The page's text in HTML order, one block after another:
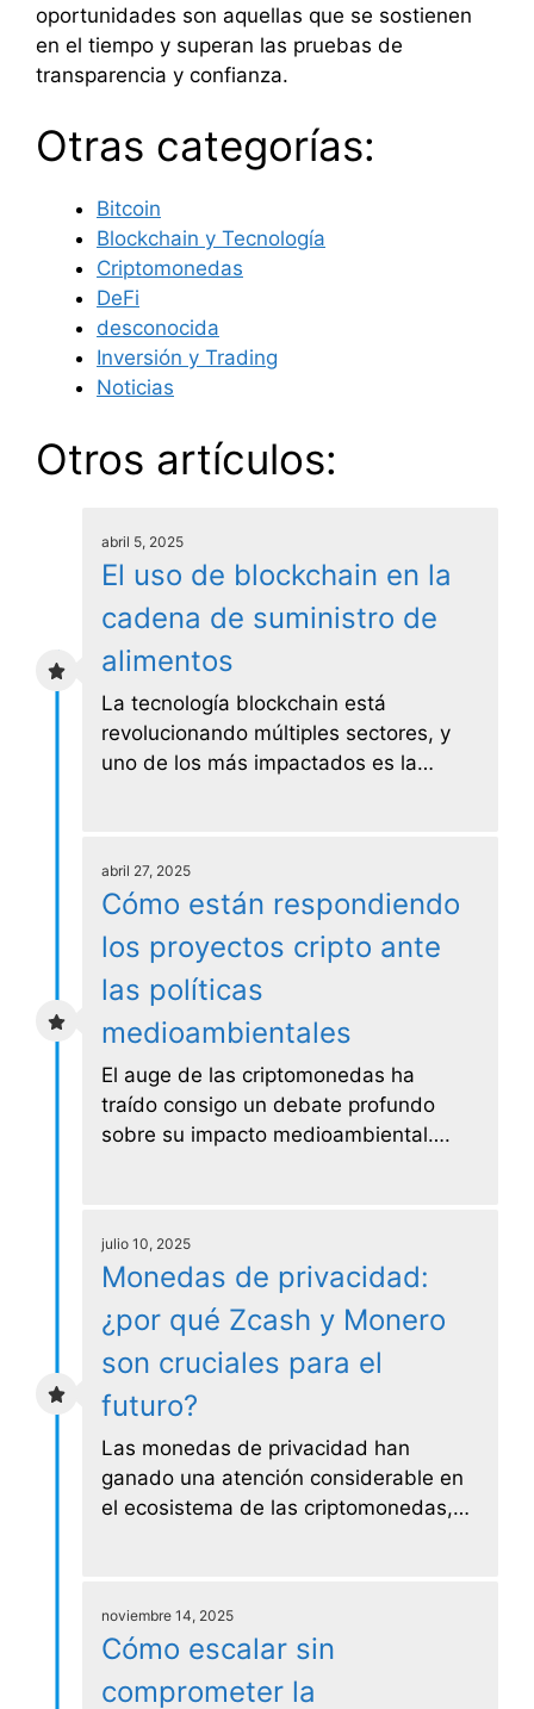
oportunidades son aquellas que se sostienen
en el tiempo y superan las pruebas de
transparencia y confianza.
Otras categorías:
Bitcoin
Blockchain y Tecnología
Criptomonedas
DeFi
desconocida
Inversión y Trading
Noticias
Otros artículos:
abril 5, 2025
El uso de blockchain en la
cadena de suministro de
alimentos
La tecnología blockchain está
revolucionando múltiples sectores, y
uno de los más impactados es la…
abril 27, 2025
Cómo están respondiendo
los proyectos cripto ante
las políticas
medioambientales
El auge de las criptomonedas ha
traído consigo un debate profundo
sobre su impacto medioambiental….
julio 10, 2025
Monedas de privacidad:
¿por qué Zcash y Monero
son cruciales para el
futuro?
Las monedas de privacidad han
ganado una atención considerable en
el ecosistema de las criptomonedas,…
noviembre 14, 2025
Cómo escalar sin
comprometer la